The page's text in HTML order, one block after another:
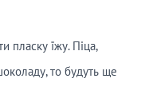
пласку їжу. Піца,
то будуть ще